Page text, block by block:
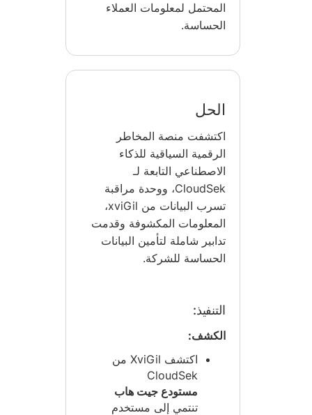
المحتمل لمعلومات العملاء
الحساسة.
الحل
اكتشفت منصة المخاطر
الرقمية السياقية للذكاء
الاصطناعي التابعة لـ
CloudSek، ووحدة مراقبة
تسرب البيانات من xviGil،
المعلومات المكشوفة وقدمت
تدابير شاملة لتأمين البيانات
الحساسة للشركة.
التنفيذ:
الكشف:
اكتشف XviGil من
CloudSek
مستودع جيت هاب
تنتمي إلى مستخدم